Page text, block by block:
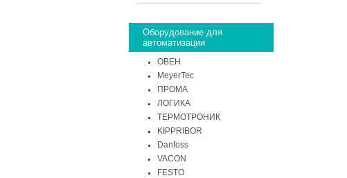
Оборудование для
автоматизации
ОВЕН
MeyerTec
ПРОМА
ЛОГИКА
ТЕРМОТРОНИК
KIPPRIBOR
Danfoss
VACON
FESTO